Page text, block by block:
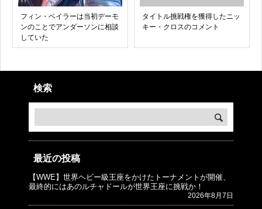
フィン・ベイラーは当初デーモ
ンのことでアンダーソンに相談
していた
タイトル挑戦権を獲得したニッ
キー・クロスのコメント
検索
最近の投稿
【WWE】世界ヘビー級王座をかけたトーナメントが開催、
最終的にはあのルチャドールが世界王座に挑戦か！
2026年8月7日
© プロレスJunkie ～WWEの最新情報 USA～